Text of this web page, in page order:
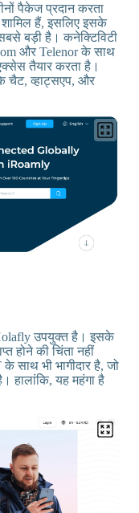
पैकेज प्रदान करता
हैं, इसलिए इसके
बड़ी है। कनेक्टिविटी
और Telenor के साथ
तैयार करता है।
चैट, व्हाट्सएप, और
उपयुक्त है। इसके
होने की चिंता नहीं
साथ भी भागीदार है, जो
हालांकि, यह महंगा है